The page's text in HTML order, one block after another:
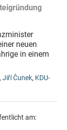
neuen
in einem
, Jiří Čunek, KDU-
am: